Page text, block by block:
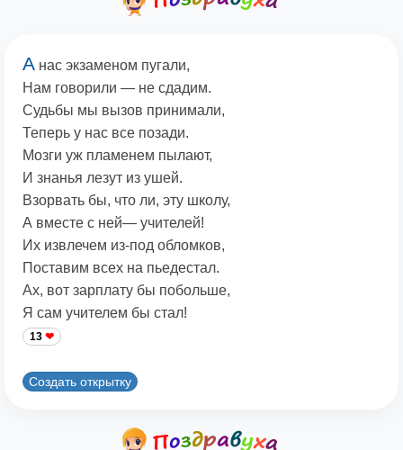
А нас экзаменом пугали,
Нам говорили — не сдадим.
Судьбы мы вызов принимали,
Теперь у нас все позади.
Мозги уж пламенем пылают,
И знанья лезут из ушей.
Взорвать бы, что ли, эту школу,
А вместе с ней— учителей!
Их извлечем из-под обломков,
Поставим всех на пьедестал.
Ах, вот зарплату бы побольше,
Я сам учителем бы стал!
13
Создать открытку